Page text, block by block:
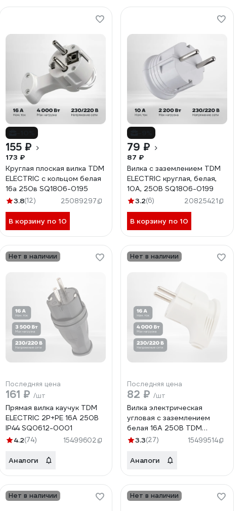
155 ₽
173 ₽
Круглая плоская вилка TDM
ELECTRIC с кольцом белая
16а 250в SQ1806-0195
3.8(12) 25089297
В корзину по 10
79 ₽
87 ₽
Вилка с заземлением TDM
ELECTRIC круглая, белая,
10А, 250В SQ1806-0199
3.2(6) 20825421
В корзину по 10
Нет в наличии
Последняя цена
161 ₽ /шт
Прямая вилка каучук TDM
ELECTRIC 2Р+РЕ 16А 250В
IP44 SQ0612-0001
4.2(74) 15499602
Аналоги
Нет в наличии
Последняя цена
82 ₽ /шт
Вилка электрическая
угловая с заземлением
белая 16А 250В TDM
ELECTRIC SQ1806-0007
3.3(27) 15499514
Аналоги
Нет в наличии Нет в наличии